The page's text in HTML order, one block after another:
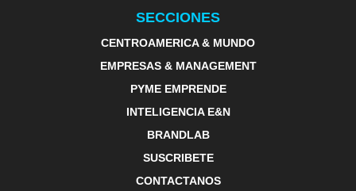
SECCIONES
CENTROAMERICA & MUNDO
EMPRESAS & MANAGEMENT
PYME EMPRENDE
INTELIGENCIA E&N
BRANDLAB
SUSCRIBETE
CONTACTANOS